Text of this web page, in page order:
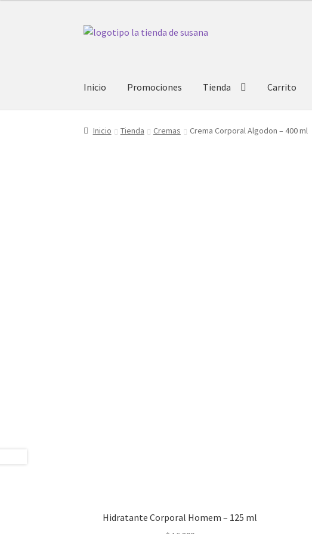
Ir
Ir
Inicio Promociones Tienda Carrito
Inicio Tienda Cremas Crema Corporal Algodon – 400 ml
Hidratante Corporal Homem – 125 ml